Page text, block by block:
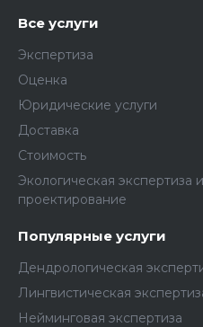
Все услуги
Экспертиза
Оценка
Юридические услуги
Доставка
Стоимость
Экологическая экспертиза
проектирование
Популярные услуги
Дендрологическая
Лингвистическая
Нейминговая экспертиза